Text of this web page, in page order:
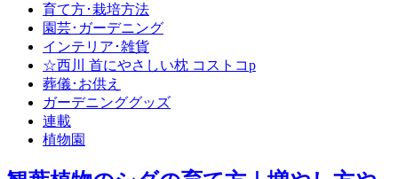
育て方･栽培方法
園芸･ガーデニング
インテリア･雑貨
☆西川 首にやさしい枕 コストコp
葬儀･お供え
ガーデニンググッズ
連載
植物園